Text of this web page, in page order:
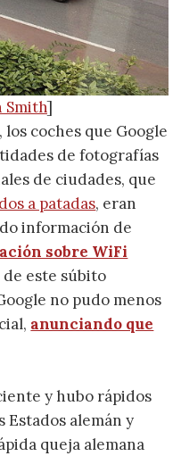
Smith]
coches que Google
de fotografías
de ciudades, que
a patadas, eran
información de
sobre WiFi
este súbito
no pudo menos
anunciando que
y hubo rápidos
alemán y
queja alemana